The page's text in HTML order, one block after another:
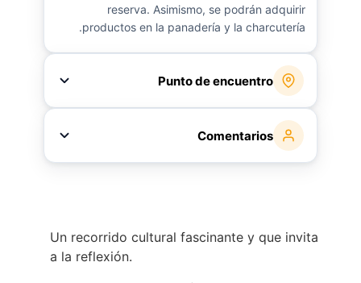
reserva. Asimismo, se podrán adquirir
productos en la panadería y la charcutería.
Punto de encuentro
del mercado Machane Yehuda.
Punto final: estación de tren ligero "Ha'Iriyah".
Comentarios
También puede reservar un tour privado.
Organizaciones y lugares de trabajo:
Un recorrido cultural fascinante y que invita
a la reflexión.